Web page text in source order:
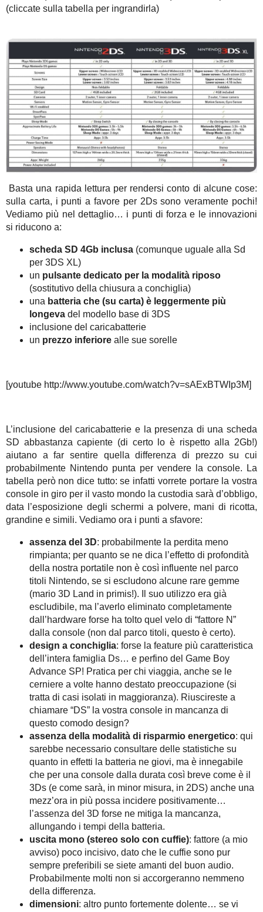
(cliccate sulla tabella per ingrandirla)
Basta una rapida lettura per rendersi conto di alcune cose:
sulla carta, i punti a favore per 2Ds sono veramente pochi!
Vediamo più nel dettaglio… i punti di forza e le innovazioni
si riducono a:
scheda SD 4Gb inclusa (comunque uguale alla Sd
per 3DS XL)
un pulsante dedicato per la modalità riposo
(sostitutivo della chiusura a conchiglia)
una batteria che (su carta) è leggermente più
longeva del modello base di 3DS
inclusione del caricabatterie
un prezzo inferiore alle sue sorelle
[youtube http://www.youtube.com/watch?v=sAExBTWIp3M]
L’inclusione del caricabatterie e la presenza di una scheda
SD abbastanza capiente (di certo lo è rispetto alla 2Gb!)
aiutano a far sentire quella differenza di prezzo su cui
probabilmente Nintendo punta per vendere la console. La
tabella però non dice tutto: se infatti vorrete portare la vostra
console in giro per il vasto mondo la custodia sarà d’obbligo,
data l’esposizione degli schermi a polvere, mani di ricotta,
grandine e simili. Vediamo ora i punti a sfavore:
assenza del 3D: probabilmente la perdita meno
rimpianta; per quanto se ne dica l’effetto di profondità
della nostra portatile non è così influente nel parco
titoli Nintendo, se si escludono alcune rare gemme
(mario 3D Land in primis!). Il suo utilizzo era già
escludibile, ma l’averlo eliminato completamente
dall’hardware forse ha tolto quel velo di “fattore N”
dalla console (non dal parco titoli, questo è certo).
design a conchiglia: forse la feature più caratteristica
dell’intera famiglia Ds… e perfino del Game Boy
Advance SP! Pratica per chi viaggia, anche se le
cerniere a volte hanno destato preoccupazione (si
tratta di casi isolati in maggioranza). Riuscireste a
chiamare “DS” la vostra console in mancanza di
questo comodo design?
assenza della modalità di risparmio energetico: qui
sarebbe necessario consultare delle statistiche su
quanto in effetti la batteria ne giovi, ma è innegabile
che per una console dalla durata così breve come è il
3Ds (e come sarà, in minor misura, in 2DS) anche una
mezz’ora in più possa incidere positivamente…
l’assenza del 3D forse ne mitiga la mancanza,
allungando i tempi della batteria.
uscita mono (stereo solo con cuffie): fattore (a mio
avviso) poco incisivo, dato che le cuffie sono pur
sempre preferibili se siete amanti del buon audio.
Probabilmente molti non si accorgeranno nemmeno
della differenza.
dimensioni: altro punto fortemente dolente… se vi